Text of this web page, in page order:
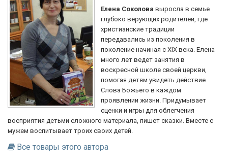
Елена Соколова выросла в семье
глубоко верующих родителей, где
христианские традиции
передавались из поколения в
поколение начиная с XIX века. Елена
много лет ведет занятия в
воскресной школе своей церкви,
помогая детям увидеть действие
Слова Божьего в каждом
проявлении жизни. Придумывает
сценки и игры для облегчения
восприятия детьми сложного материала, пишет сказки. Вместе с
мужем воспитывает троих своих детей.
Все товары этого автора